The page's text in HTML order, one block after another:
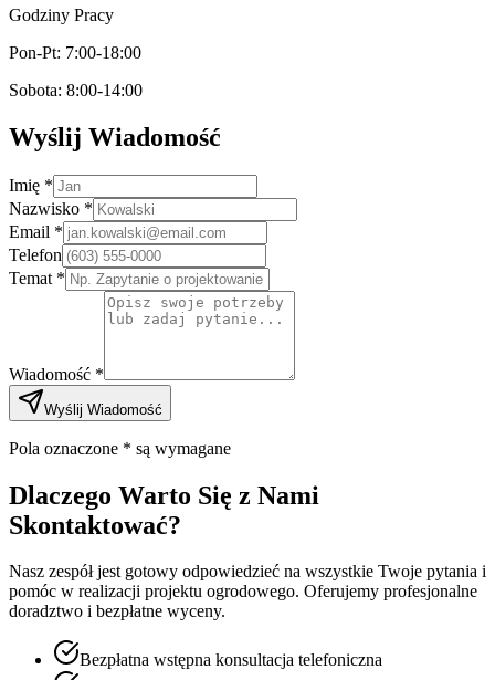
Godziny Pracy
Pon-Pt: 7:00-18:00
Sobota: 8:00-14:00
Wyślij Wiadomość
Imię *
Nazwisko *
Email *
Telefon
Temat *
Wiadomość *
Wyślij Wiadomość
Pola oznaczone * są wymagane
Dlaczego Warto Się z Nami
Skontaktować?
Nasz zespół jest gotowy odpowiedzieć na wszystkie Twoje pytania i
pomóc w realizacji projektu ogrodowego. Oferujemy profesjonalne
doradztwo i bezpłatne wyceny.
Bezpłatna wstępna konsultacja telefoniczna